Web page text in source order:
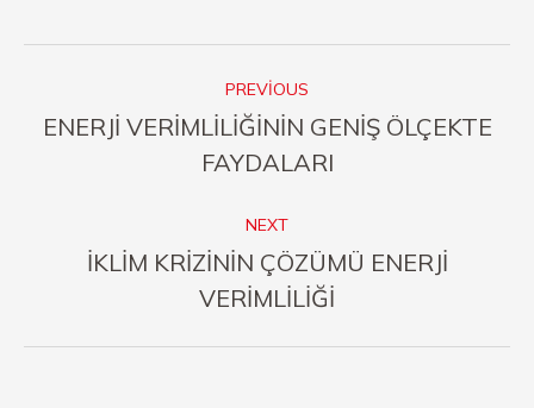
navigation
PREVIOUS
Previous
post:
ENERJİ VERİMLİLİĞİNİN GENİŞ ÖLÇEKTE
FAYDALARI
NEXT
Next
post:
İKLİM KRİZİNİN ÇÖZÜMÜ ENERJİ
VERİMLİLİĞİ